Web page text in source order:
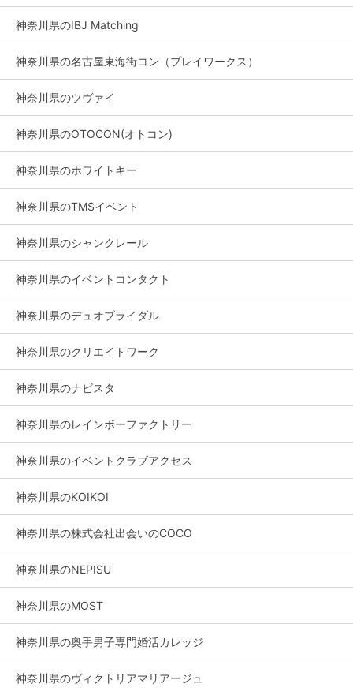
神奈川県のIBJ Matching
神奈川県の名古屋東海街コン（プレイワークス）
神奈川県のツヴァイ
神奈川県のOTOCON(オトコン)
神奈川県のホワイトキー
神奈川県のTMSイベント
神奈川県のシャンクレール
神奈川県のイベントコンタクト
神奈川県のデュオブライダル
神奈川県のクリエイトワーク
神奈川県のナビスタ
神奈川県のレインボーファクトリー
神奈川県のイベントクラブアクセス
神奈川県のKOIKOI
神奈川県の株式会社出会いのCOCO
神奈川県のNEPISU
神奈川県のMOST
神奈川県の奥手男子専門婚活カレッジ
神奈川県のヴィクトリアマリアージュ